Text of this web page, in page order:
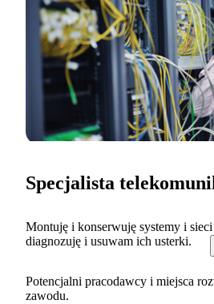
Specjalista
Montuję i konserwuję systemy i
diagnozuję i usuwam ich usterki.
Potencjalni pracodawcy i miejsca
zawodu.